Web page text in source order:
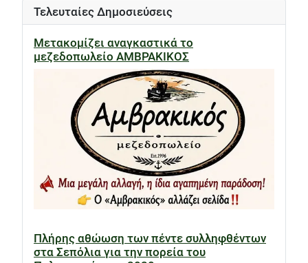
Τελευταίες Δημοσιεύσεις
Μετακομίζει αναγκαστικά το
μεζεδοπωλείο ΑΜΒΡΑΚΙΚΟΣ
Πλήρης αθώωση των πέντε συλληφθέντων
στα Σεπόλια για την πορεία του